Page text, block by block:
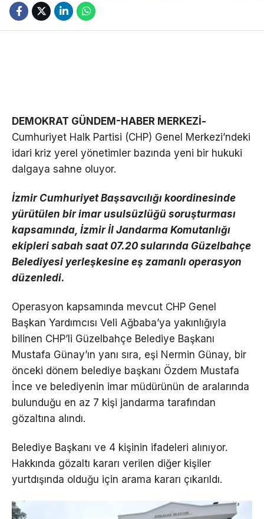
DEMOKRAT GÜNDEM-HABER MERKEZİ-
Cumhuriyet Halk Partisi (CHP) Genel Merkezi’ndeki
idari kriz yerel yönetimler bazında yeni bir hukuki
dalgaya sahne oluyor.
İzmir Cumhuriyet Başsavcılığı koordinesinde
yürütülen bir imar usulsüzlüğü soruşturması
kapsamında, İzmir İl Jandarma Komutanlığı
ekipleri sabah saat 07.20 sularında Güzelbahçe
Belediyesi yerleşkesine eş zamanlı operasyon
düzenledi.
Operasyon kapsamında mevcut CHP Genel
Başkan Yardımcısı Veli Ağbaba’ya yakınlığıyla
bilinen CHP’li Güzelbahçe Belediye Başkanı
Mustafa Günay’ın yanı sıra, eşi Nermin Günay, bir
önceki dönem belediye başkanı Özdem Mustafa
İnce ve belediyenin imar müdürünün de aralarında
bulunduğu en az 7 kişi jandarma tarafından
gözaltına alındı.
Belediye Başkanı ve 4 kişinin ifadeleri alınıyor.
Hakkında gözaltı kararı verilen diğer kişiler
yurtdışında olduğu için arama kararı çıkarıldı.